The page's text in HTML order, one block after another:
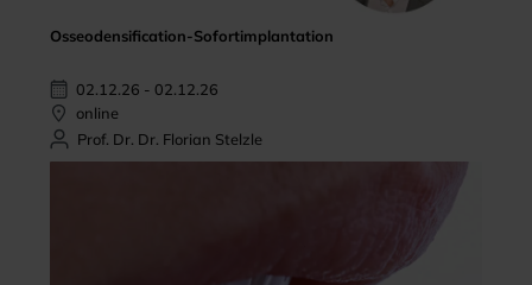
Osseodensification-Sofortimplantation
02.12.26 - 02.12.26
online
Prof. Dr. Dr. Florian Stelzle